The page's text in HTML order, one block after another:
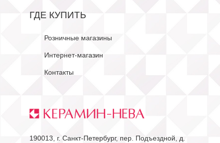
ГДЕ КУПИТЬ
Розничные магазины
Интернет-магазин
Контакты
190013, г. Санкт-Петербург, пер. Подъездной, д.